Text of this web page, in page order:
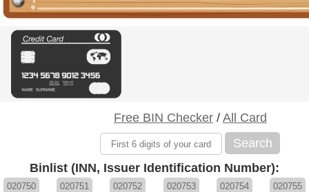
Free BIN Checker / All Card
Search
Binlist (INN, Issuer Identification Number):
020750 020751 020752 020753 020754 020755